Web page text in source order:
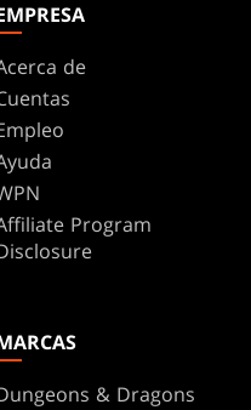
de
Program
& Dragons